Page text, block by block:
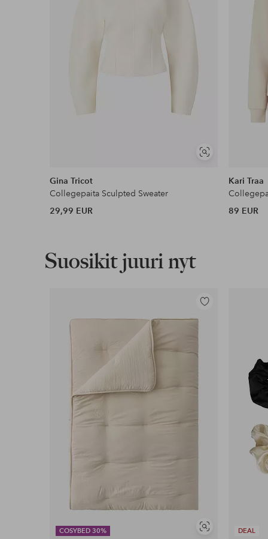
Näytä
Gina Tricot
Collegepaita Sculpted Sweater
29,99 EUR
Kari Traa
89 EUR
Suosikit juuri nyt
COSYBED 30%
Näytä
Lisää
suosikkeihin
DEAL